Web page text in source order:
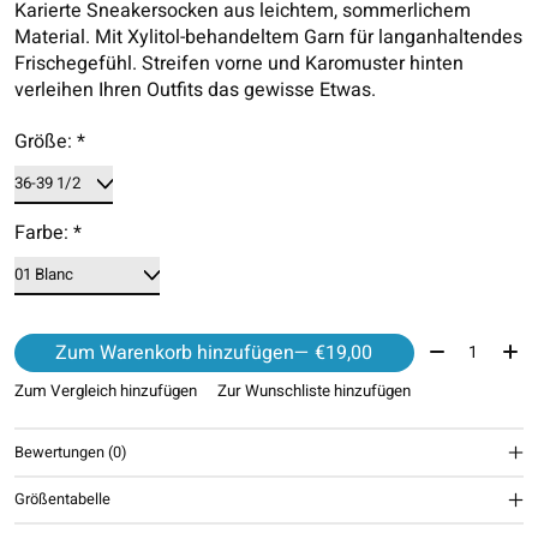
Karierte Sneakersocken aus leichtem, sommerlichem
Material. Mit Xylitol-behandeltem Garn für langanhaltendes
Frischegefühl. Streifen vorne und Karomuster hinten
verleihen Ihren Outfits das gewisse Etwas.
Größe: *
Farbe: *
Zum Warenkorb hinzufügen — €19,00 Menge:
Zum Vergleich hinzufügen Zur Wunschliste hinzufügen
Bewertungen (0)
Größentabelle